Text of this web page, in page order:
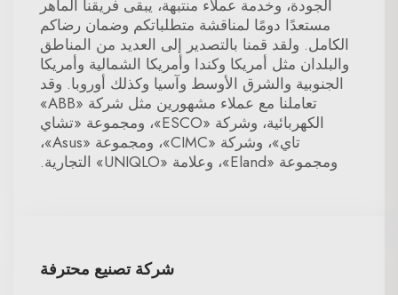
الجودة، وخدمة عملاء منتبهة، يبقى فريقنا الماهر
مستعدًا دومًا لمناقشة متطلباتكم وضمان رضاكم
الكامل. ولقد قمنا بالتصدير إلى العديد من المناطق
والبلدان مثل أمريكا وكندا وأمريكا الشمالية وأمريكا
الجنوبية والشرق الأوسط وآسيا وكذلك أوروبا. وقد
تعاملنا مع عملاء مشهورين مثل شركة «ABB»
الكهربائية، وشركة «ESCO»، ومجموعة «تشاي
تاي»، وشركة «CIMC»، ومجموعة «Asus»،
ومجموعة «Eland»، وعلامة «UNIQLO» التجارية.
شركة تصنيع محترفة